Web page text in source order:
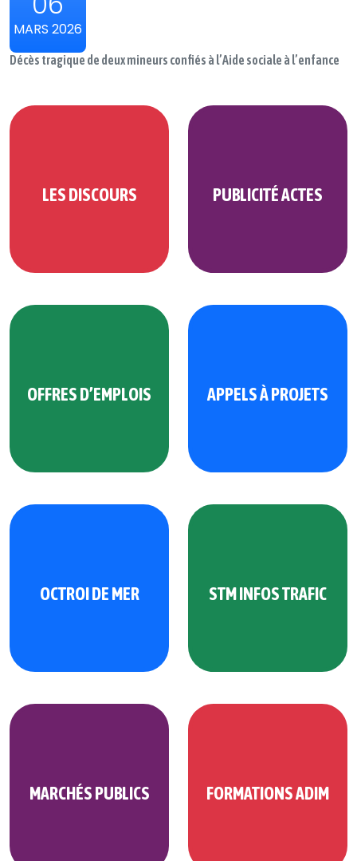
MARS 2026
Décès tragique de deux mineurs confiés à l’Aide sociale à l’enfance
LES DISCOURS PUBLICITÉ ACTES
OFFRES D’EMPLOIS APPELS À PROJETS
OCTROI DE MER STM INFOS TRAFIC
MARCHÉS PUBLICS FORMATIONS ADIM